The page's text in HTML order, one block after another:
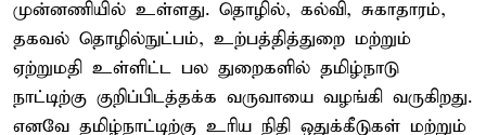
முன்னணியில் உள்ளது. தொழில், கல்வி, சுகாதாரம்,
தகவல் தொழில்நுட்பம், உற்பத்தித்துறை மற்றும்
ஏற்றுமதி உள்ளிட்ட பல துறைகளில் தமிழ்நாடு
நாட்டிற்கு குறிப்பிடத்தக்க வருவாயை வழங்கி வருகிறது.
எனவே தமிழ்நாட்டிற்கு உரிய நிதி ஒதுக்கீடுகள் மற்றும்